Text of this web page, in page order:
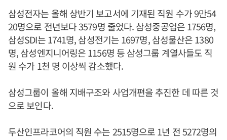
삼성전자는 올해 상반기 보고서에 기재된 직원 수가 9만54
20명으로 전년보다 3579명 줄었다. 삼성중공업은 1756명,
삼성SDI는 1741명, 삼성전기는 1697명, 삼성물산은 1380
명, 삼성엔지니어링은 1156명 등 삼성그룹 계열사들도 직
원 수가 1천 명 이상씩 감소했다.
삼성그룹이 올해 지배구조와 사업개편을 추진한 데 따른 것
으로 보인다.
두산인프라코어의 직원 수는 2515명으로 1년 전 5272명의